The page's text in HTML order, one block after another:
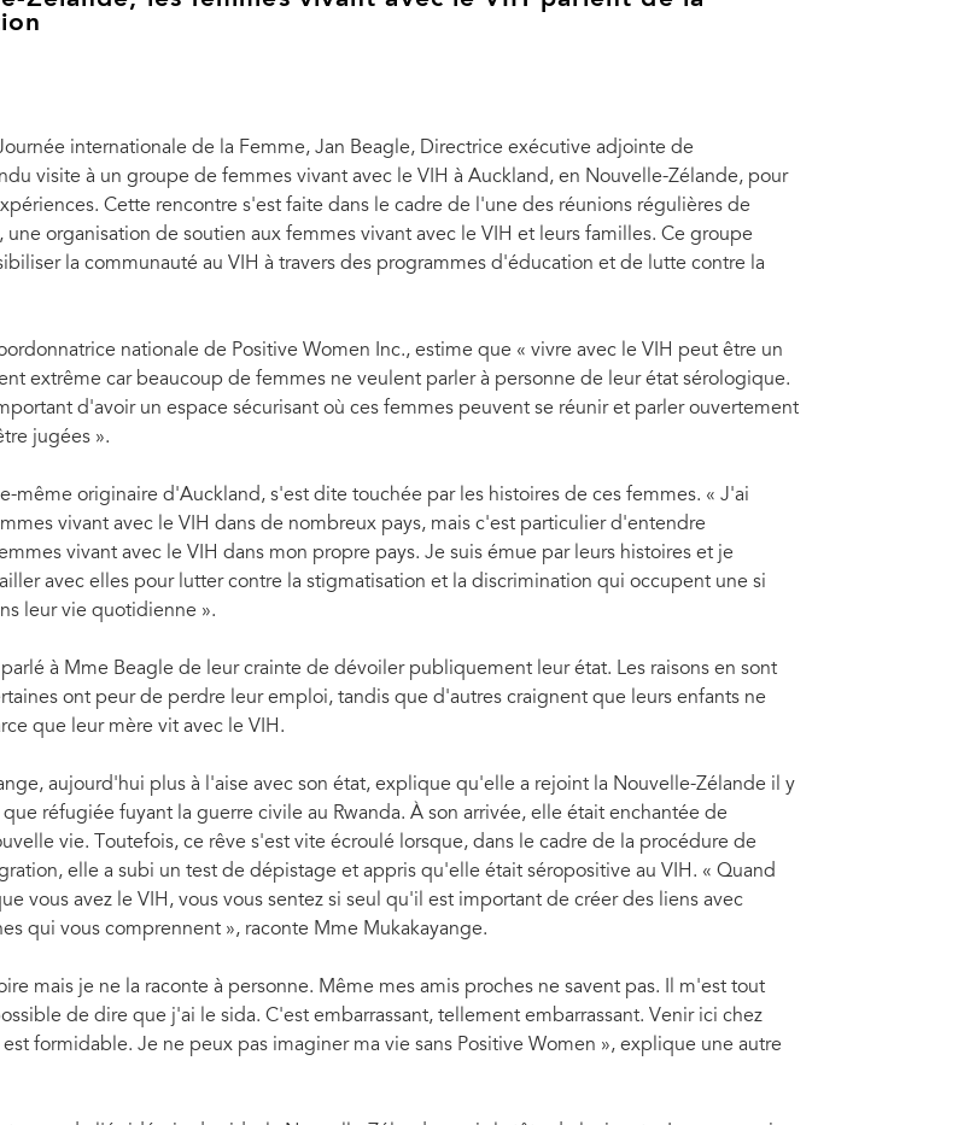
internationale de la Femme, Jan Beagle, Directrice exécutive adjointe de l'ONUSIDA, a rendu visite à un groupe de femmes
Auckland, en Nouvelle-Zélande, pour entendre leurs expériences.
internationale de la Femme, Jan Beagle, Directrice exécutive adjointe de
visite à un groupe de femmes vivant avec le VIH à Auckland, en Nouvelle-Zélande, pour
Cette rencontre s'est faite dans le cadre de l'une des réunions régulières de
une organisation de soutien aux femmes vivant avec le VIH et leurs familles. Ce groupe
la communauté au VIH à travers des programmes d'éducation et de lutte contre la
nationale de Positive Women Inc., estime que « vivre avec le VIH peut être un
extrême car beaucoup de femmes ne veulent parler à personne de leur état sérologique.
d'avoir un espace sécurisant où ces femmes peuvent se réunir et parler ouvertement
jugées ».
même originaire d'Auckland, s'est dite touchée par les histoires de ces femmes. « J'ai
vivant avec le VIH dans de nombreux pays, mais c'est particulier d'entendre
vivant avec le VIH dans mon propre pays. Je suis émue par leurs histoires et je
avec elles pour lutter contre la stigmatisation et la discrimination qui occupent une si
leur vie quotidienne ».
à Mme Beagle de leur crainte de dévoiler publiquement leur état. Les raisons en sont
ont peur de perdre leur emploi, tandis que d'autres craignent que leurs enfants ne
que leur mère vit avec le VIH.
aujourd'hui plus à l'aise avec son état, explique qu'elle a rejoint la Nouvelle-Zélande il y
que réfugiée fuyant la guerre civile au Rwanda. À son arrivée, elle était enchantée de
vie. Toutefois, ce rêve s'est vite écroulé lorsque, dans le cadre de la procédure de
elle a subi un test de dépistage et appris qu'elle était séropositive au VIH. « Quand
vous avez le VIH, vous vous sentez si seul qu'il est important de créer des liens avec
qui vous comprennent », raconte Mme Mukakayange.
mais je ne la raconte à personne. Même mes amis proches ne savent pas. Il m'est tout
de dire que j'ai le sida. C'est embarrassant, tellement embarrassant. Venir ici chez
formidable. Je ne peux pas imaginer ma vie sans Positive Women », explique une autre